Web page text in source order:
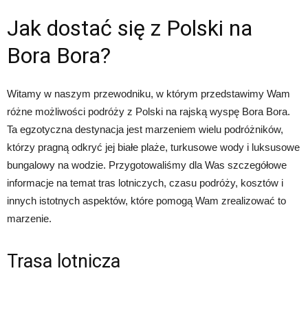
Jak dostać się z Polski na
Bora Bora?
Witamy w naszym przewodniku, w którym przedstawimy Wam
różne możliwości podróży z Polski na rajską wyspę Bora Bora.
Ta egzotyczna destynacja jest marzeniem wielu podróżników,
którzy pragną odkryć jej białe plaże, turkusowe wody i luksusowe
bungalowy na wodzie. Przygotowaliśmy dla Was szczegółowe
informacje na temat tras lotniczych, czasu podróży, kosztów i
innych istotnych aspektów, które pomogą Wam zrealizować to
marzenie.
Trasa lotnicza